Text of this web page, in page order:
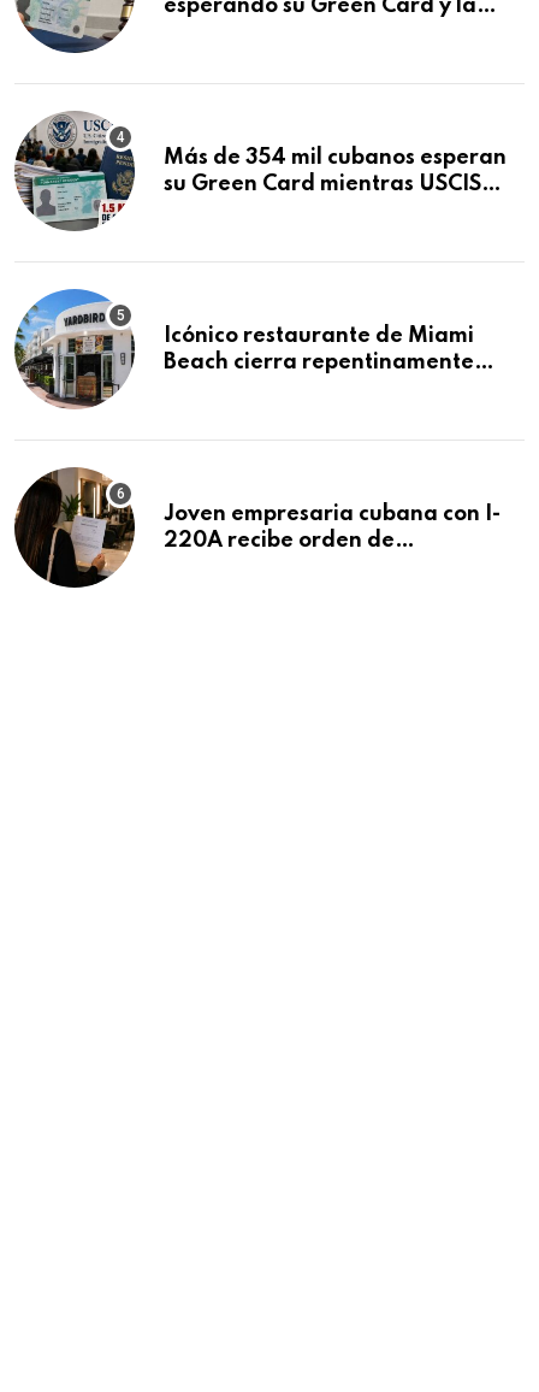
esperando su Green Card y la
Más de 354 mil cubanos esperan
su Green Card mientras USCIS
Icónico restaurante de Miami
Beach cierra repentinamente
Joven empresaria cubana con I-
220A recibe orden de